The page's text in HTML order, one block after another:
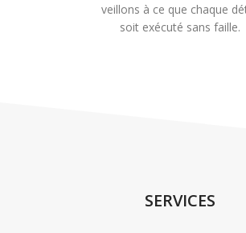
veillons à ce que chaque
soit exécuté sans faille.
SERVICES